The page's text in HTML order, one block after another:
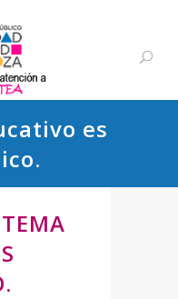
es